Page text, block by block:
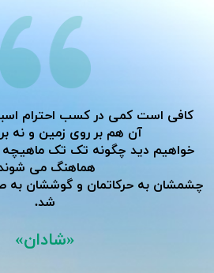
کافی است کمی در کسب احترام
آن هم بر روی زمین و نه
خواهیم دید چگونه تک تک ماهیچه
هماهنگ می
​​​​​​​چشمشان به حرکاتمان و گوششان به
شد.
«شادان»